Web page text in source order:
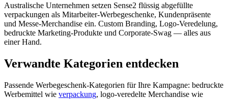
Australische Unternehmen setzen Sense2 flüssig abgefüllte
verpackungen als Mitarbeiter-Werbegeschenke, Kundenpräsente
und Messe-Merchandise ein. Custom Branding, Logo-Veredelung,
bedruckte Marketing-Produkte und Corporate-Swag — alles aus
einer Hand.
Verwandte Kategorien entdecken
Passende Werbegeschenk-Kategorien für Ihre Kampagne: bedruckte
Werbemittel wie verpackung, logo-veredelte Merchandise wie